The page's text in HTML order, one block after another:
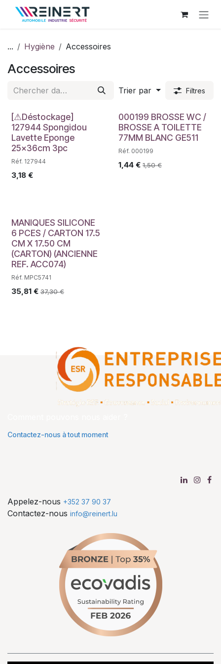
Se rendre au contenu
... Hygiène Accessoires
Accessoires
Trier par Filtres
Déstockage
[⚠Déstockage]
127944 Spongidou
Lavette Eponge
25x36cm 3pc
Réf. 127944
3,18 €
000199 BROSSE WC /
BROSSE A TOILETTE
77MM BLANC GE511
Réf. 000199
1,44€ 1,50€
MANIQUES SILICONE
6 PCES / CARTON 17.5
CM X 17.50 CM
(CARTON) (ANCIENNE
REF. ACC074)
Réf. MPC5741
35,81 € 37,30€
Contactez-nous à tout moment
Appelez-nous +352 37 90 37
Contactez-nous info@reinert.lu